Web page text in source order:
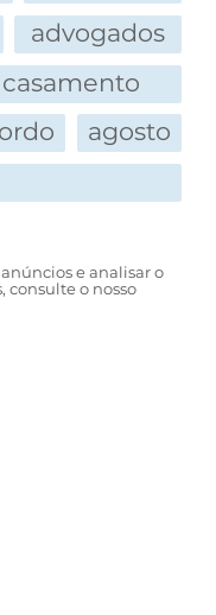
advogados
casamento
agosto
e analisar o
consulte o nosso